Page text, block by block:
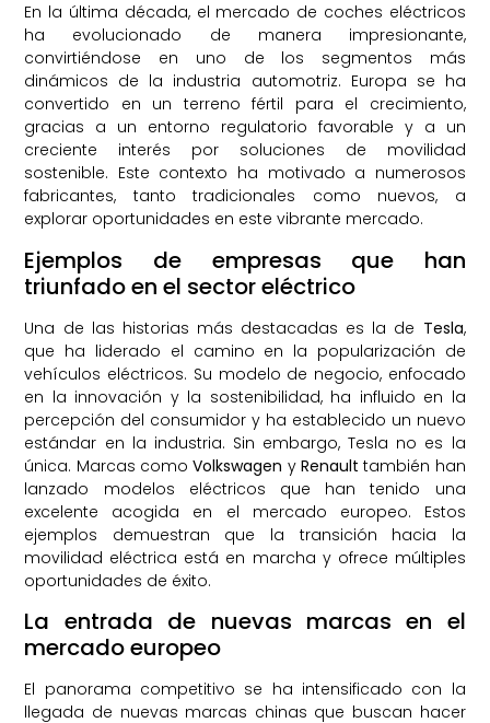
En la última década, el mercado de coches eléctricos
ha evolucionado de manera impresionante,
convirtiéndose en uno de los segmentos más
dinámicos de la industria automotriz. Europa se ha
convertido en un terreno fértil para el crecimiento,
gracias a un entorno regulatorio favorable y a un
creciente interés por soluciones de movilidad
sostenible. Este contexto ha motivado a numerosos
fabricantes, tanto tradicionales como nuevos, a
explorar oportunidades en este vibrante mercado.
Ejemplos de empresas que han
triunfado en el sector eléctrico
Una de las historias más destacadas es la de Tesla,
que ha liderado el camino en la popularización de
vehículos eléctricos. Su modelo de negocio, enfocado
en la innovación y la sostenibilidad, ha influido en la
percepción del consumidor y ha establecido un nuevo
estándar en la industria. Sin embargo, Tesla no es la
única. Marcas comoVolkswagen y Renault también han
lanzado modelos eléctricos que han tenido una
excelente acogida en el mercado europeo. Estos
ejemplos demuestran que la transición hacia la
movilidad eléctrica está en marcha y ofrece múltiples
oportunidades de éxito.
La entrada de nuevas marcas en el
mercado europeo
El panorama competitivo se ha intensificado con la
llegada de nuevas marcas chinas que buscan hacer